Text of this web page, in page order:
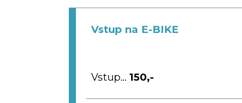
Vstup na E-BIKE
Vstup... 150,-